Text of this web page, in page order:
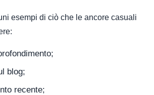
esempi di ciò che le ancore casuali
blog;
recente;